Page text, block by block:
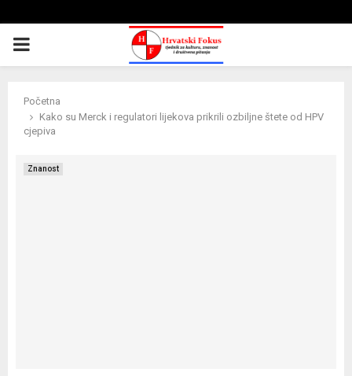
PRIMARY
Početna
Kako su Merck i regulatori lijekova prikrili ozbiljne štete od HPV
cjepiva
Znanost